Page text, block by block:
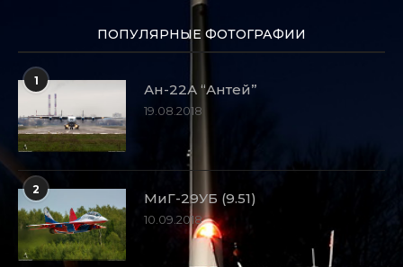
ПОПУЛЯРНЫЕ ФОТОГРАФИИ
1
Ан-22А “Антей”
19.08.2018
2
МиГ-29УБ (9.51)
10.09.2018